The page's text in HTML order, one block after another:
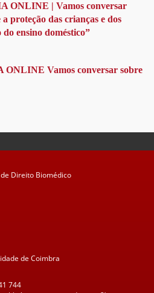
ONLINE | Vamos conversar
proteção das crianças e dos
ensino doméstico”
Vamos conversar sobre
de Coimbra
744